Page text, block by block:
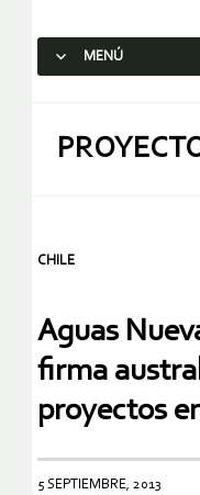
MENÚ
CHILE
Aguas
firma
proyectos
5 SEPTIEMBRE, 2013